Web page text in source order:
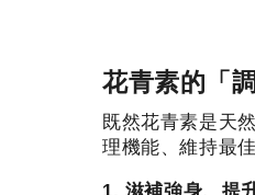
花青素的「
既然花青素是天
理機能、維持最
1. 滋補強身、提